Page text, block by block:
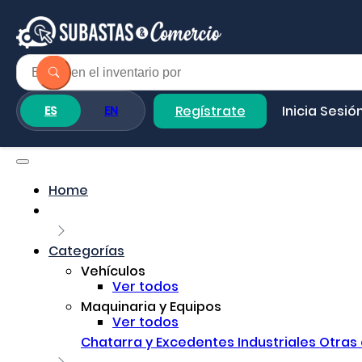
ES EN Regístrate Inicia
Home
Categorías
Vehículos
Ver todos
Maquinaria y Equipos
Ver todos
Chatarra y Excedentes Industriales Otras